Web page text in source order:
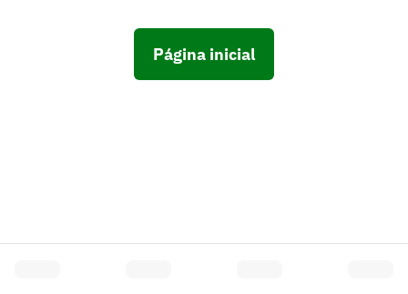
Página inicial